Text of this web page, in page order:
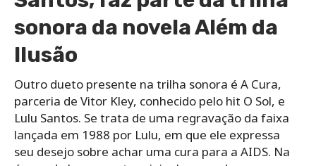
sonora da novela Além da
Ilusão
Outro dueto presente na trilha sonora é A Cura,
parceria de Vitor Kley, conhecido pelo hit O Sol, e
Lulu Santos. Se trata de uma regravação da faixa
lançada em 1988 por Lulu, em que ele expressa
seu desejo sobre achar uma cura para a AIDS. Na